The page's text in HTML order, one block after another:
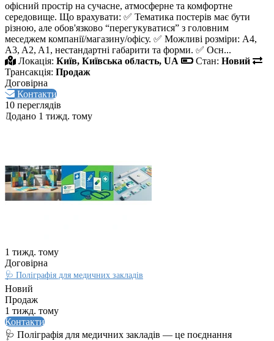
офісний простір на сучасне, атмосферне та комфортне
середовище. Що врахувати: ✅ Тематика постерів має бути
різною, але обов'язково “перегукуватися” з головним
меседжем компанії/магазину/офісу. ✅ Можливі розміри: A4,
A3, A2, A1, нестандартні габарити та форми. ✅ Осн...
Локація: Київ, Київська область, UA Стан: Новий
Трансакція: Продаж
Договірна
Контакти
10 переглядів
Додано 1 тижд. тому
1 тижд. тому
Договірна
🩺 Поліграфія для медичних закладів
Новий
Продаж
1 тижд. тому
Контакти
🩺 Поліграфія для медичних закладів — це поєднання